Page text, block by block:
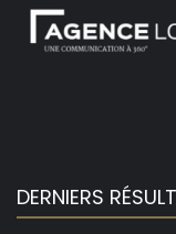
DERNIERS